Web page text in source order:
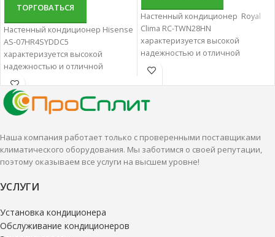
ТОРГОВАТЬСЯ
Настенный кондиционер Hisense
AS-07HR4SYDDC5
характеризуется высокой
надежностью и отличной
производительностью.
Настенные сплит-системы лучше
всего подходят для
кондиционирования небольших
Настенный кондиционер Royal
Clima RC-TWN28HN
характеризуется высокой
надежностью и отличной
производительностью.
Настенные сплит-системы лучше
кондиционирования небольших
и средних помещений.
Наша компания работает только с проверенными поставщиками
климатического оборудования. Мы заботимся о своей репутации,
поэтому оказываем все услуги на высшем уровне!
УСЛУГИ
Установка кондиционера
Обслуживание кондиционеров